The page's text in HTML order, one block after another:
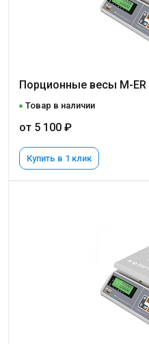
Порционные весы M-ER
Товар в наличии
от 5 100 ₽
Купить в 1 клик